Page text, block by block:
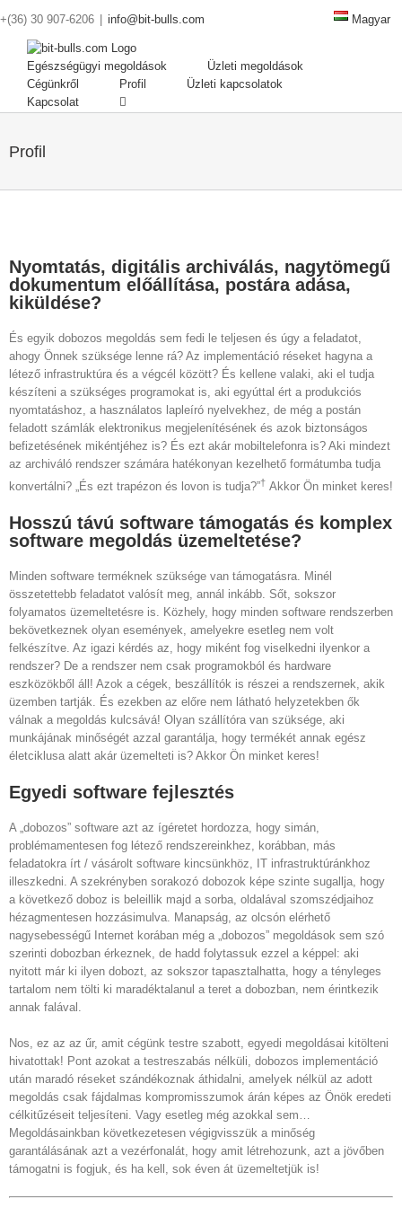
+(36) 30 907-6206 info@bit-bulls.com Magyar
Egészségügyi megoldások
Üzleti megoldások
Cégünkről
Profil
Üzleti kapcsolatok
Kapcsolat
Profil
Nyomtatás, digitális archiválás, nagytömegű
dokumentum előállítása, postára adása,
kiküldése?
És egyik dobozos megoldás sem fedi le teljesen és úgy a feladatot,
ahogy Önnek szüksége lenne rá? Az implementáció réseket hagyna a
létező infrastruktúra és a végcél között? És kellene valaki, aki el tudja
készíteni a szükséges programokat is, aki egyúttal ért a produkciós
nyomtatáshoz, a használatos lapleíró nyelvekhez, de még a postán
feladott számlák elektronikus megjelenítésének és azok biztonságos
befizetésének mikéntjéhez is? És ezt akár mobiltelefonra is? Aki mindezt
az archiváló rendszer számára hatékonyan kezelhető formátumba tudja
konvertálni? „És ezt trapézon és lovon is tudja?”† Akkor Ön minket keres!
Hosszú távú software támogatás és komplex
software megoldás üzemeltetése?
Minden software terméknek szüksége van támogatásra. Minél
összetettebb feladatot valósít meg, annál inkább. Sőt, sokszor
folyamatos üzemeltetésre is. Közhely, hogy minden software rendszerben
bekövetkeznek olyan események, amelyekre esetleg nem volt
felkészítve. Az igazi kérdés az, hogy miként fog viselkedni ilyenkor a
rendszer? De a rendszer nem csak programokból és hardware
eszközökből áll! Azok a cégek, beszállítók is részei a rendszernek, akik
üzemben tartják. És ezekben az előre nem látható helyzetekben ők
válnak a megoldás kulcsává! Olyan szállítóra van szüksége, aki
munkájának minőségét azzal garantálja, hogy termékét annak egész
életciklusa alatt akár üzemelteti is? Akkor Ön minket keres!
Egyedi software fejlesztés
A „dobozos” software azt az ígéretet hordozza, hogy simán,
problémamentesen fog létező rendszereinkhez, korábban, más
feladatokra írt / vásárolt software kincsünkhöz, IT infrastruktúránkhoz
illeszkedni. A szekrényben sorakozó dobozok képe szinte sugallja, hogy
a következő doboz is beleillik majd a sorba, oldalával szomszédjaihoz
hézagmentesen hozzásimulva. Manapság, az olcsón elérhető
nagysebességű Internet korában még a „dobozos” megoldások sem szó
szerinti dobozban érkeznek, de hadd folytassuk ezzel a képpel: aki
nyitott már ki ilyen dobozt, az sokszor tapasztalhatta, hogy a tényleges
tartalom nem tölti ki maradéktalanul a teret a dobozban, nem érintkezik
annak falával.
Nos, ez az az űr, amit cégünk testre szabott, egyedi megoldásai kitölteni
hivatottak! Pont azokat a testreszabás nélküli, dobozos implementáció
után maradó réseket szándékoznak áthidalni, amelyek nélkül az adott
megoldás csak fájdalmas kompromisszumok árán képes az Önök eredeti
célkitűzéseit teljesíteni. Vagy esetleg még azokkal sem…
Megoldásainkban következetesen végigvisszük a minőség
garantálásának azt a vezérfonalát, hogy amit létrehozunk, azt a jövőben
támogatni is fogjuk, és ha kell, sok éven át üzemeltetjük is!